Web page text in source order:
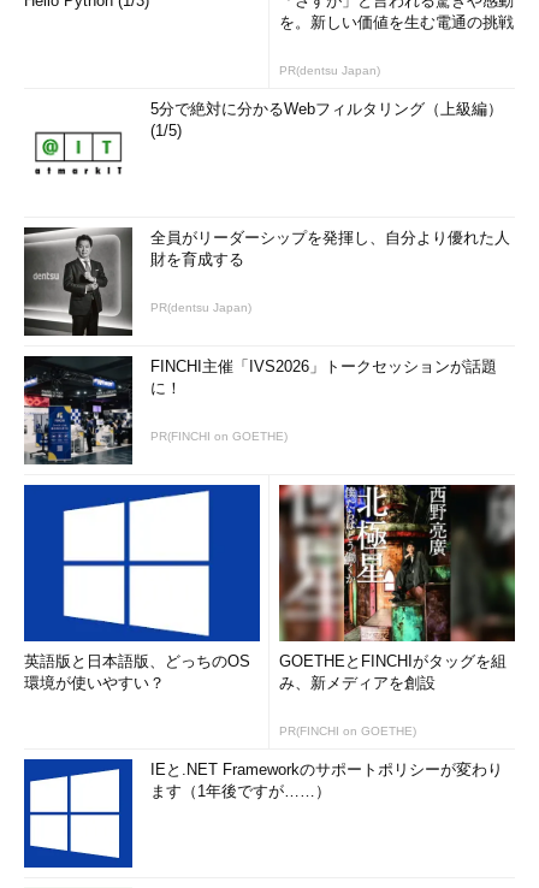
を。新しい価値を生む電通の挑戦
PR(dentsu Japan)
5分で絶対に分かるWebフィルタリング（上級編）
(1/5)
全員がリーダーシップを発揮し、自分より優れた人
財を育成する
PR(dentsu Japan)
FINCHI主催「IVS2026」トークセッションが話題
に！
PR(FINCHI on GOETHE)
英語版と日本語版、どっちのOS
環境が使いやすい？
GOETHEとFINCHIがタッグを組
み、新メディアを創設
PR(FINCHI on GOETHE)
IEと.NET Frameworkのサポートポリシーが変わり
ます（1年後ですが……）